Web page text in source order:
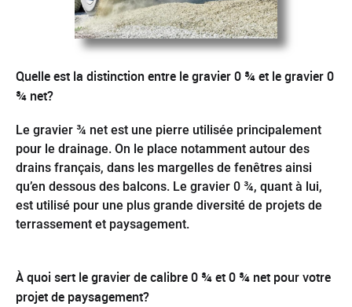
Quelle est la distinction entre le gravier 0 ¾ et le gravier 0
¾ net?
Le gravier ¾ net est une pierre utilisée principalement
pour le drainage. On le place notamment autour des
drains français, dans les margelles de fenêtres ainsi
qu’en dessous des balcons. Le gravier 0 ¾, quant à lui,
est utilisé pour une plus grande diversité de projets de
terrassement et paysagement.
À quoi sert le gravier de calibre 0 ¾ et 0 ¾ net pour votre
projet de paysagement?